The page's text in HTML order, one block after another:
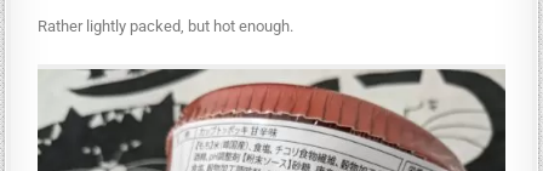
Rather lightly packed, but hot enough.